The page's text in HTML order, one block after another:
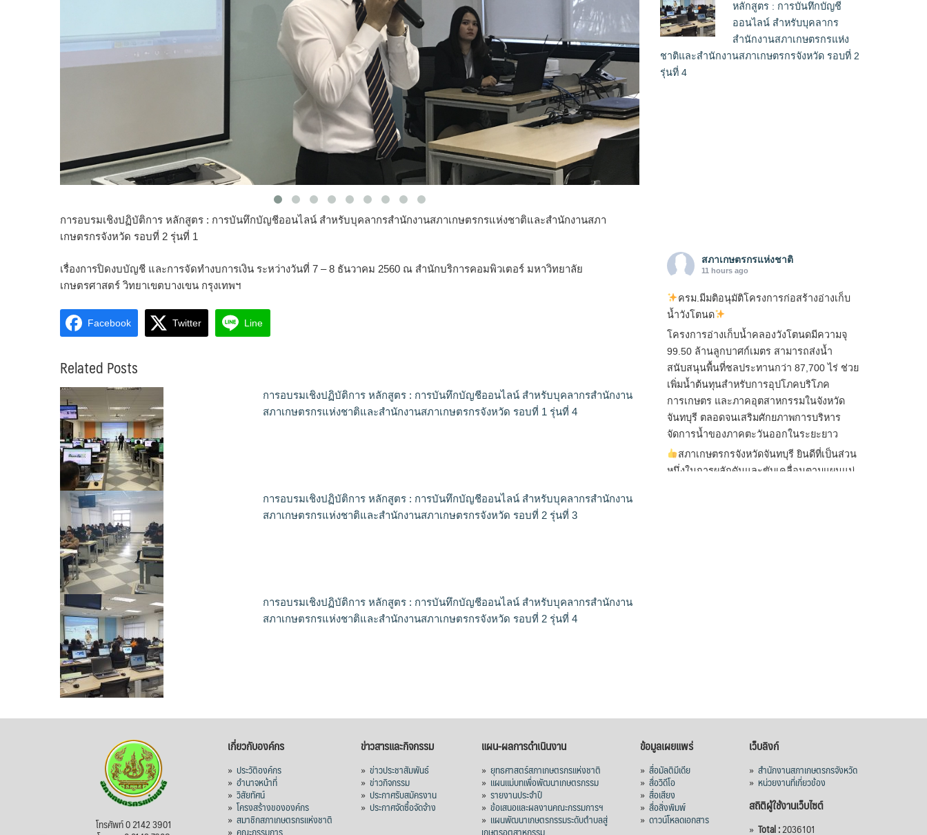
การอบรมเชิงปฏิบัติการ หลักสูตร : การบันทึกบัญชีออนไลน์ สำหรับบุคลากรสำนักงานสภาเกษตรกรแห่งชาติและสำนักงานสภา
เกษตรกรจังหวัด รอบที่ 2 รุ่นที่ 1
เรื่องการปิดงบบัญชี และการจัดทำงบการเงิน ระหว่างวันที่ 7 – 8 ธันวาคม 2560 ณ สำนักบริการคอมพิวเตอร์ มหาวิทยาลัย
เกษตรศาสตร์ วิทยาเขตบางเขน กรุงเทพฯ
Facebook Twitter Line
Related Posts
การอบรมเชิงปฏิบัติการ หลักสูตร : การบันทึกบัญชีออนไลน์ สำหรับบุคลากรสำนักงาน
สภาเกษตรกรแห่งชาติและสำนักงานสภาเกษตรกรจังหวัด รอบที่ 1 รุ่นที่ 4
การอบรมเชิงปฏิบัติการ หลักสูตร : การบันทึกบัญชีออนไลน์ สำหรับบุคลากรสำนักงาน
สภาเกษตรกรแห่งชาติและสำนักงานสภาเกษตรกรจังหวัด รอบที่ 2 รุ่นที่ 3
การอบรมเชิงปฏิบัติการ หลักสูตร : การบันทึกบัญชีออนไลน์ สำหรับบุคลากรสำนักงาน
สภาเกษตรกรแห่งชาติและสำนักงานสภาเกษตรกรจังหวัด รอบที่ 2 รุ่นที่ 4
หลักสูตร : การบันทึกบัญชี
ออนไลน์ สำหรับบุคลากร
สำนักงานสภาเกษตรกรแห่ง
ชาติและสำนักงานสภาเกษตรกรจังหวัด รอบที่ 2
รุ่นที่ 4
สภาเกษตรกรแห่งชาติ
11 hours ago
ครม.มีมติอนุมัติโครงการก่อสร้างอ่างเก็บ
น้ำวังโตนด
โครงการอ่างเก็บน้ำคลองวังโตนดมีความจุ
99.50 ล้านลูกบาศก์เมตร สามารถส่งน้ำ
สนับสนุนพื้นที่ชลประทานกว่า 87,700 ไร่ ช่วย
เพิ่มน้ำต้นทุนสำหรับการอุปโภคบริโภค
การเกษตร และภาคอุตสาหกรรมในจังหวัด
จันทบุรี ตลอดจนเสริมศักยภาพการบริหาร
จัดการน้ำของภาคตะวันออกในระยะยาว
สภาเกษตรกรจังหวัดจันทบุรี ยินดีที่เป็นส่วน
หนึ่งในการผลักดันและขับเคลื่อนตามแผนแม่
โลก โดยตลาดส่งออกสำคัญ จีน ส่งออกได้
1.52 ล้านตัน ลด 61.71%
ญี่ปุ่น 2 แสนตัน ลด 4.76%
อินโดนีเซีย 8 หมื่นตัน ไม่เปลี่ยนแปลง
มาเลเซีย 9 ห
See More
โทรศัพท์ 0 2142 3901
เกี่ยวกับองค์กร
»ประวัติองค์กร
»อำนาจหน้าที่
»วิสัยทัศน์
»โครงสร้างขององค์กร
»สมาชิกสภาเกษตรกรแห่งชาติ
»คณะกรรมการ
ข่าวสารและกิจกรรม
»ข่าวประชาสัมพันธ์
»ข่าวกิจกรรม
»ประกาศรับสมัครงาน
»ประกาศจัดซื้อจัดจ้าง
แผน-ผลการดำเนินงาน
» ยุทธศาสตร์สภาเกษตรกรแห่งชาติ
» แผนแม่บทเพื่อพัฒนาเกษตรกรรม
» รายงานประจำปี
» ข้อเสนอและผลงานคณะกรรมการฯ
» แผนพัฒนาเกษตรกรรมระดับตำบลสู่
เกษตรอุตสาหกรรม
ข้อมูลเผยแพร่
» สื่อมัลติมีเดีย
» สื่อวิดีโอ
» สื่อเสียง
» สื่อสิ่งพิมพ์
» ดาวน์โหลดเอกสาร
เว็บลิงก์
» สำนักงานสภาเกษตรกรจังหวัด
» หน่วยงานที่เกี่ยวข้อง
สถิติผู้ใช้งานเว็บไซต์
» Total :2036101